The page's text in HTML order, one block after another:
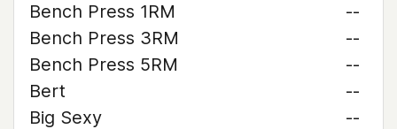
Bench Press 1RM
--
Bench Press 3RM
--
Bench Press 5RM
--
Bert
--
Big Sexy
--